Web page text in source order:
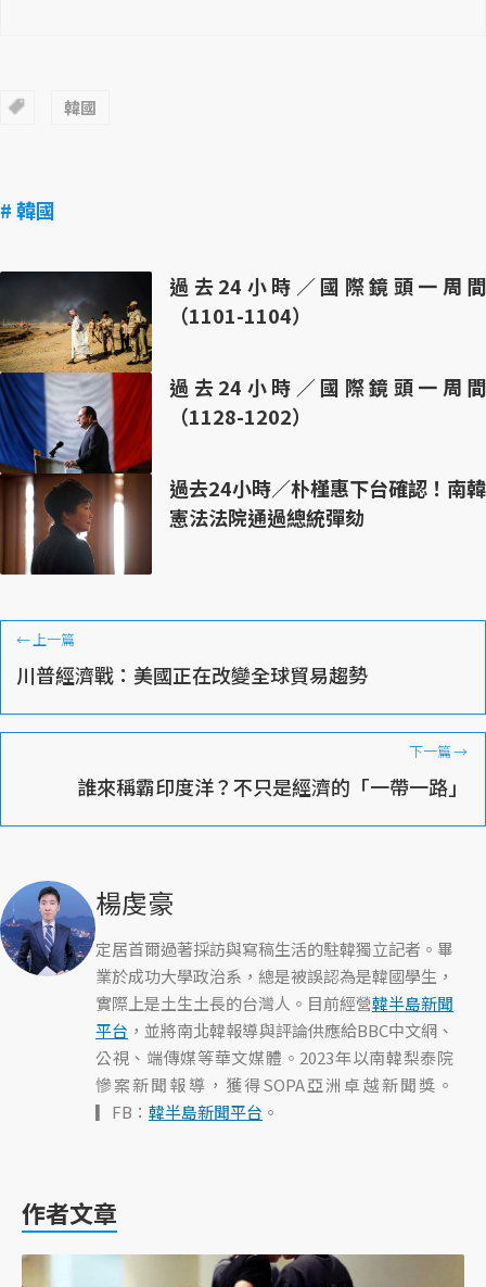
韓國
# 韓國
過去24小時／國際鏡頭一周間
（1101-1104）
過去24小時／國際鏡頭一周間
（1128-1202）
過去24小時／朴槿惠下台確認！南韓
憲法法院通過總統彈劾
←上一篇
川普經濟戰：美國正在改變全球貿易趨勢
下一篇→
誰來稱霸印度洋？不只是經濟的「一帶一路」
楊虔豪
定居首爾過著採訪與寫稿生活的駐韓獨立記者。畢
業於成功大學政治系，總是被誤認為是韓國學生，
實際上是土生土長的台灣人。目前經營韓半島新聞
平台 ，並將南北韓報導與評論供應給BBC中文網、
公視、端傳媒等華文媒體。2023年以南韓梨泰院
慘案新聞報導，獲得SOPA亞洲卓越新聞獎。
▎FB： 韓半島新聞平台 。
作者文章